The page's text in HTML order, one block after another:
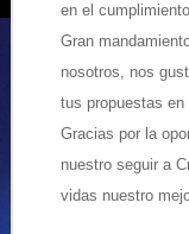
en el
Gran
nosotros, nos
tus propuestas
Gracias por la
nuestro seguir a
vidas nuestro